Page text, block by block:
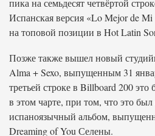
пика на семьдесят четвёртой
Испанская версия «Lo Mejor de
на топовой позиции в Hot Latin
Позже также вышел новый
Alma + Sexo, выпущенным 31
третьей строке в Billboard 200
в этом чарте, при том, что это
испаноязычный альбом,
Dreaming of You Селены.